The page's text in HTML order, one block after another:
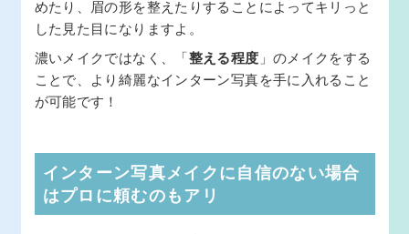
めたり、眉の形を整えたりすることによってキリっと
した見た目になりますよ。
濃いメイクではなく、「整える程度 」のメイクをする
ことで、より綺麗なインターン写真を手に入れること
が可能です！
インターン写真メイクに自信のない場合
はプロに頼むのもアリ